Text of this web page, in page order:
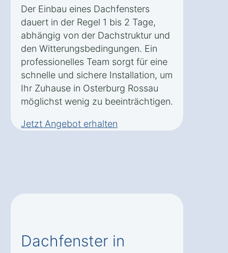
Der Einbau eines Dachfensters
dauert in der Regel 1 bis 2 Tage,
abhängig von der Dachstruktur und
den Witterungsbedingungen. Ein
professionelles Team sorgt für eine
schnelle und sichere Installation, um
Ihr Zuhause in Osterburg Rossau
möglichst wenig zu beeinträchtigen.
Jetzt Angebot erhalten
Dachfenster in